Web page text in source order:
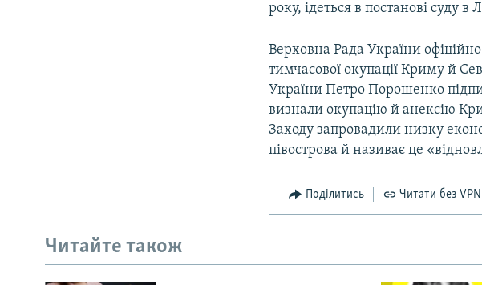
року, ідеться в постанові суду в
Верховна Рада України
тимчасової окупації Криму й
України Петро Порошенко
визнали окупацію й анексію
Заходу запровадили низку
півострова й називає це
Поділитись Читати без VPN
Читайте також